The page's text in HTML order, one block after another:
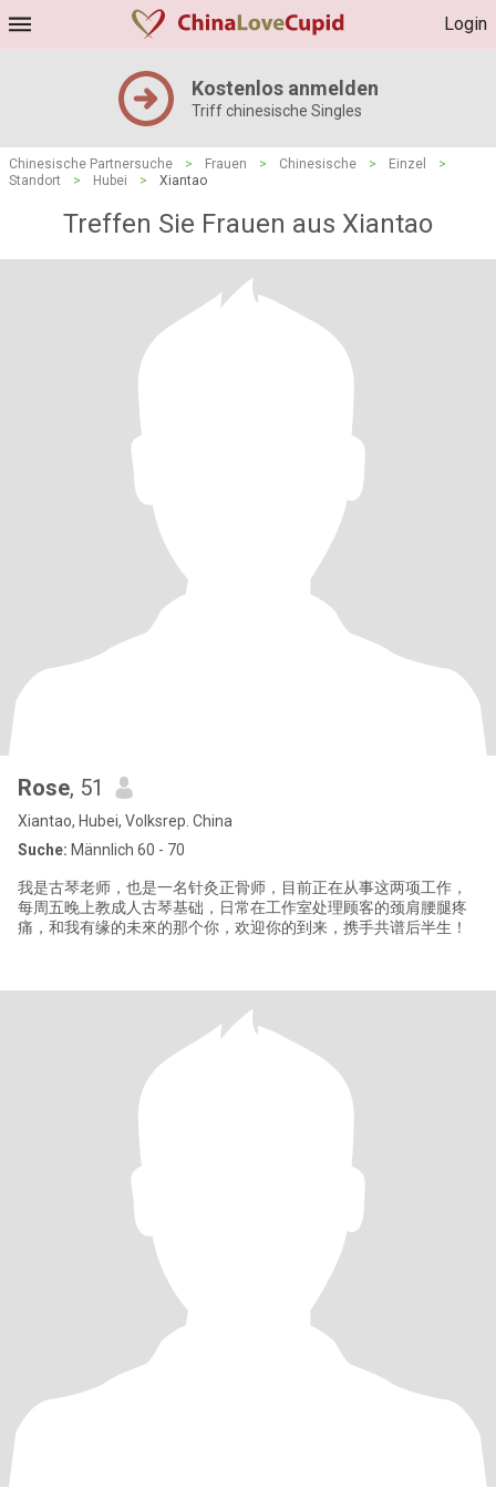
Login
Kostenlos anmelden
Triff chinesische Singles
Chinesische Partnersuche > Frauen > Chinesische > Einzel
>
Standort
> Hubei > Xiantao
Treffen Sie Frauen aus Xiantao
Rose, 51
Xiantao, Hubei, Volksrep. China
Suche: Männlich 60 - 70
我是古琴老师，也是一名针灸正骨师，目前正在从事这两项工作，
每周五晚上教成人古琴基础，日常在工作室处理顾客的颈肩腰腿疼
痛，和我有缘的未來的那个你，欢迎你的到来，携手共谱后半生！